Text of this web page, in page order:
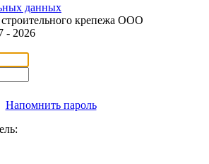
данных
крепежа ООО
- 2026
Напомнить пароль